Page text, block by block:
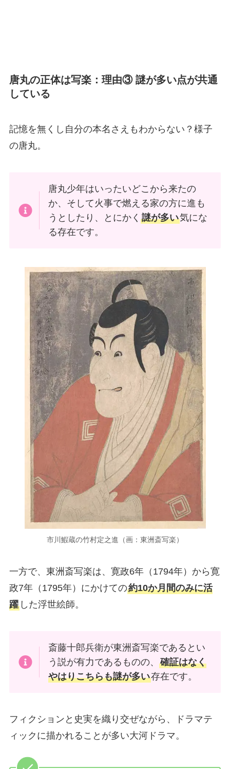
唐丸の正体は写楽：理由③ 謎が多い点が共通
している
記憶を無くし自分の本名さえもわからない？様子
の唐丸。
唐丸少年はいったいどこから来たの
か、そして火事で燃える家の方に進も
うとしたり、とにかく謎が多い気にな
る存在です。
市川鰕蔵の竹村定之進（画：東洲斎写楽）
一方で、東洲斎写楽は、寛政6年（1794年）から寛
政7年（1795年）にかけての約10か月間のみに活
躍した浮世絵師。
斎藤十郎兵衛が東洲斎写楽であるとい
う説が有力であるものの、確証はなく
やはりこちらも謎が多い存在です。
フィクションと史実を織り交ぜながら、ドラマテ
ィックに描かれることが多い大河ドラマ。